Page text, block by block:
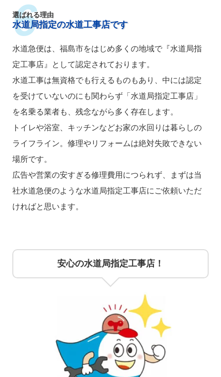
選ばれる理由
水道局指定の水道工事店です
水道急便は、福島市をはじめ多くの地域で『水道局指
定工事店』として認定されております。
水道工事は無資格でも行えるものもあり、中には認定
を受けていないのにも関わらず「水道局指定工事店」
を名乗る業者も、残念ながら多く存在します。
トイレや浴室、キッチンなどお家の水回りは暮らしの
ライフライン。修理やリフォームは絶対失敗できない
場所です。
広告や営業の安すぎる修理費用につられず、まずは当
社水道急便のような水道局指定工事店にご依頼いただ
ければと思います。
安心の水道局指定工事店！